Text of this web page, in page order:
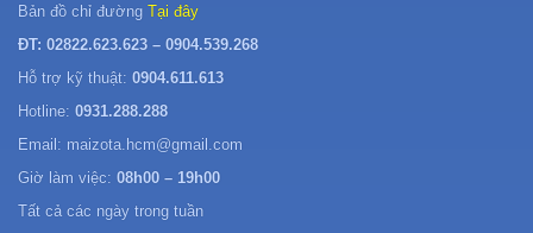
Bản đồ chỉ đường Tại đây
ĐT: 02822.623.623 – 0904.539.268
Hỗ trợ kỹ thuật: 0904.611.613
Hotline: 0931.288.288
Email: maizota.hcm@gmail.com
Giờ làm việc: 08h00 – 19h00
Tất cả các ngày trong tuần